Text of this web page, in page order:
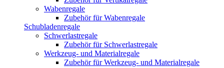
Wabenregale
Zubehör für Wabenregale
Schubladenregale
Schwerlastregale
Zubehör für Schwerlastregale
Werkzeug- und Materialregale
Zubehör für Werkzeug- und Materialregale